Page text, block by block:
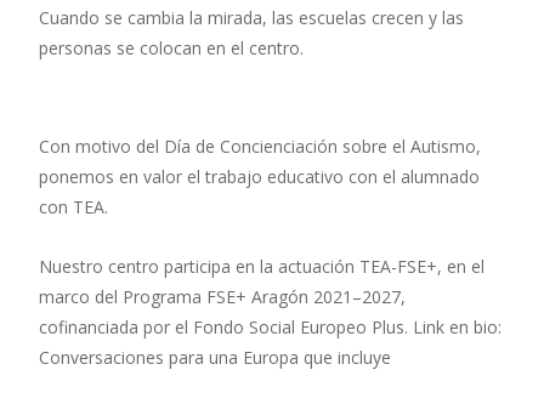
Cuando se cambia la mirada, las escuelas crecen y las
personas se colocan en el centro.
Con motivo del Día de Concienciación sobre el Autismo,
ponemos en valor el trabajo educativo con el alumnado
con TEA.
Nuestro centro participa en la actuación TEA-FSE+, en el
marco del Programa FSE+ Aragón 2021–2027,
cofinanciada por el Fondo Social Europeo Plus. Link en bio:
Conversaciones para una Europa que incluye